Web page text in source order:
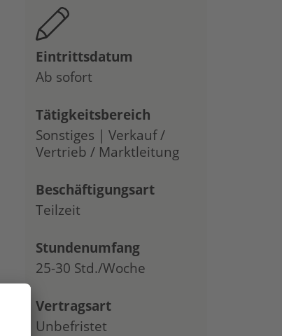
Eintrittsdatum
Ab sofort
Tätigkeitsbereich
Sonstiges | Verkauf /
Vertrieb / Marktleitung
Beschäftigungsart
Teilzeit
Stundenumfang
25-30 Std./Woche
Vertragsart
Unbefristet